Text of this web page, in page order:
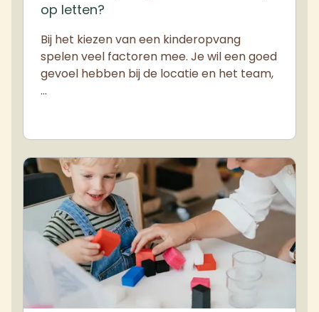
op letten?
Bij het kiezen van een kinderopvang
spelen veel factoren mee. Je wil een goed
gevoel hebben bij de locatie en het team,
…